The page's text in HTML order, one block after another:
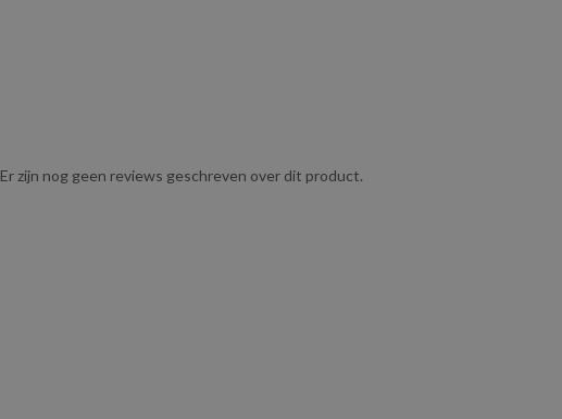
Er zijn nog geen reviews geschreven over dit product.